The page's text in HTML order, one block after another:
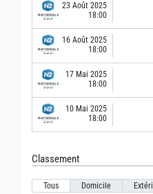
23 Août 2025
18:00
16 Août 2025
18:00
17 Mai 2025
18:00
10 Mai 2025
18:00
Classement
Tous Domicile